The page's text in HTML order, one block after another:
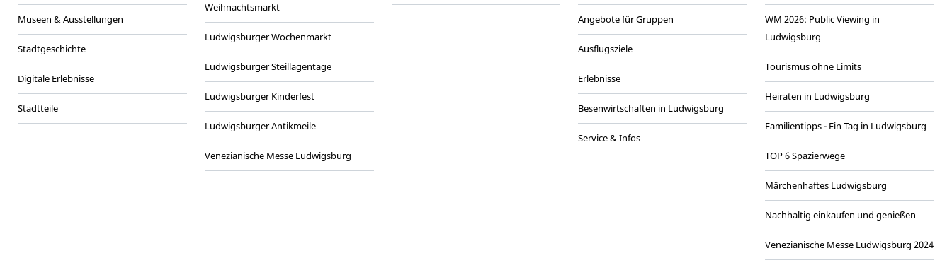
Museen & Ausstellungen
Stadtgeschichte
Digitale Erlebnisse
Stadtteile
Weihnachtsmarkt
Ludwigsburger Wochenmarkt
Ludwigsburger Steillagentage
Ludwigsburger Kinderfest
Ludwigsburger Antikmeile
Venezianische Messe Ludwigsburg
Angebote für Gruppen
Ausflugsziele
Erlebnisse
Besenwirtschaften in Ludwigsburg
Service & Infos
WM 2026: Public Viewing in
Ludwigsburg
Tourismus ohne Limits
Heiraten in Ludwigsburg
Familientipps - Ein Tag in Ludwigsburg
TOP 6 Spazierwege
Märchenhaftes Ludwigsburg
Nachhaltig einkaufen und genießen
Venezianische Messe Ludwigsburg 2024